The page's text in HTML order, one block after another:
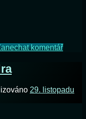
komentářna
v
29. listopadu